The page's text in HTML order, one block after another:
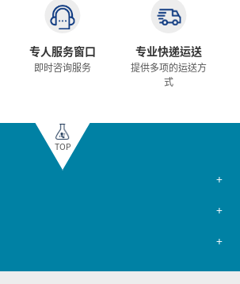
专人服务窗口
即时咨询服务
专业快递运送
提供多项的运送方
式
TOP